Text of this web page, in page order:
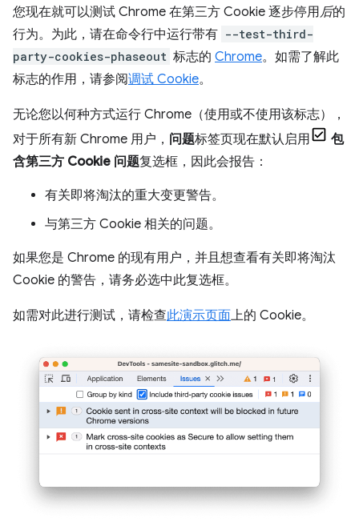
您现在就可以测试 Chrome 在第三方 Cookie 逐步停用后的
行为。为此，请在命令行中运行带有 --test-third-
party-cookies-phaseout 标志的 Chrome。如需了解此
标志的作用，请参阅调试 Cookie。
无论您以何种方式运行 Chrome（使用或不使用该标志），
对于所有新 Chrome 用户， 问题标签页现在默认启用
包
含第三方 Cookie 问题复选框，因此会报告：
有关即将淘汰的重大变更警告。
与第三方 Cookie 相关的问题。
如果您是 Chrome 的现有用户，并且想查看有关即将淘汰
Cookie 的警告，请务必选中此复选框。
如需对此进行测试，请检查此演示页面上的 Cookie。